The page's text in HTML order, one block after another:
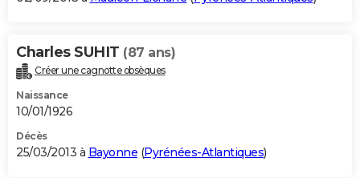
Charles SUHIT (87 ans)
Créer une cagnotte obsèques
Naissance
10/01/1926
Décès
25/03/2013 à Bayonne (Pyrénées-Atlantiques)